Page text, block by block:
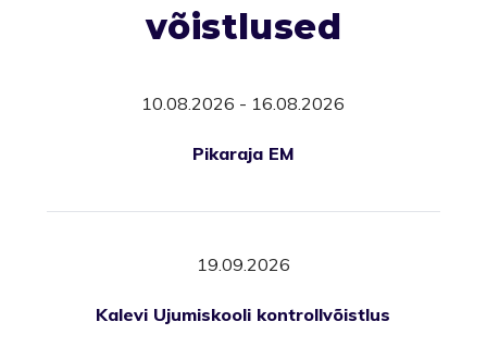
võistlused
10.08.2026 - 16.08.2026
Pikaraja EM
19.09.2026
Kalevi Ujumiskooli kontrollvõistlus